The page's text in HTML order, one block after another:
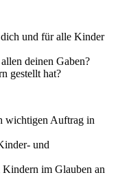
und für alle Kinder
deinen Gaben?
gestellt hat?
wichtigen Auftrag in
und
im Glauben an